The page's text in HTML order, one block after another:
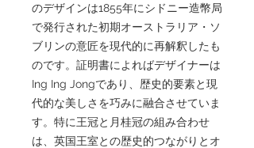
のデザインは1855年にシドニー造幣局
で発行された初期オーストラリア・ソ
ブリンの意匠を現代的に再解釈したも
のです。証明書によればデザイナーは
Ing Ing Jongであり、歴史的要素と現
代的な美しさを巧みに融合させていま
す。特に王冠と月桂冠の組み合わせ
は、英国王室との歴史的つながりとオ